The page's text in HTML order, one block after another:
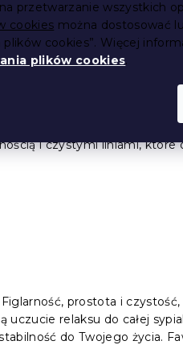
przetwarzanie wszystkich
cookies można dostosować
plików cookies”. Więcej
plików cookies.
wielu wariantów
to ogromna zaleta.
i czystymi liniami, które
prostota i czystość,
relaksu do całej
do Twojego życia.